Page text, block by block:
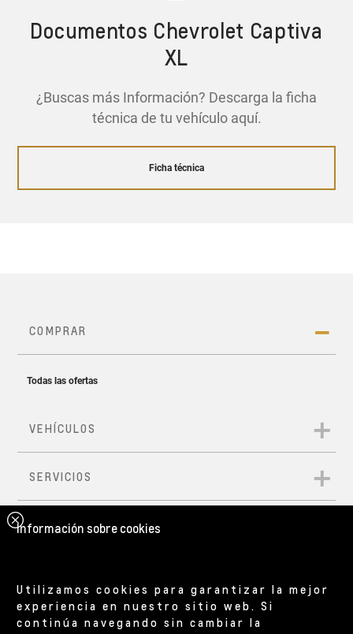
Documentos Chevrolet Captiva
XL
¿Buscas más Información? Descarga la ficha
técnica de tu vehículo aquí.
Ficha técnica
Información sobre cookies
Utilizamos cookies para garantizar la mejor
experiencia en nuestro sitio web. Si
continúa navegando sin cambiar la